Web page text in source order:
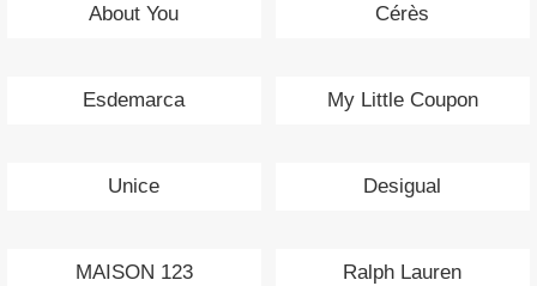
About You Cérès
Esdemarca My Little Coupon
Unice Desigual
MAISON 123 Ralph Lauren